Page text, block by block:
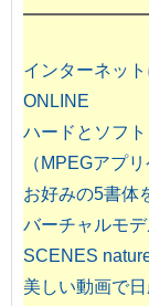
インターネッ
ONLINE
ハードとソフ
（MPEGアプ
お好みの5書
バーチャルモ
SCENES
美しい動画で